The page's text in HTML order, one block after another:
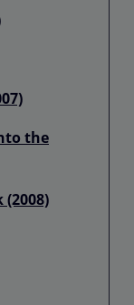
the
(2008)